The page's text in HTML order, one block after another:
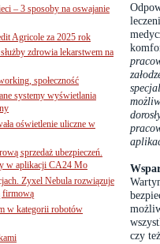
czy
– 3 sposoby na oswajanie
Agricole za 2025 rok
zdrowia lekarstwem na
społeczność
systemy wyświetlania
oświetlenie uliczne w
sprzedaż ubezpieczeń.
w aplikacji CA24 Mo
Zyxel Nebula rozwiązuje
firmową
w kategorii robotów